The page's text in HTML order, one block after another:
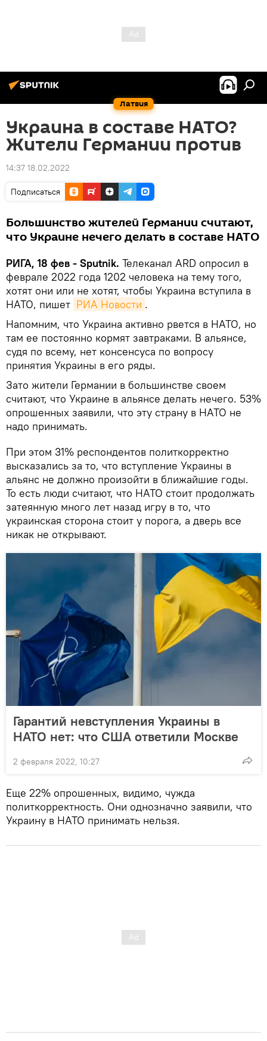
Латвия
Украина в составе НАТО?
Жители Германии против
14:37 18.02.2022
Подписаться
Большинство жителей Германии считают,
что Украине нечего делать в составе НАТО
РИГА, 18 фев - Sputnik. Телеканал ARD опросил в
феврале 2022 года 1202 человека на тему того,
хотят они или не хотят, чтобы Украина вступила в
НАТО, пишет РИА Новости .
Напомним, что Украина активно рвется в НАТО, но
там ее постоянно кормят завтраками. В альянсе,
судя по всему, нет консенсуса по вопросу
принятия Украины в его ряды.
Зато жители Германии в большинстве своем
считают, что Украине в альянсе делать нечего. 53%
опрошенных заявили, что эту страну в НАТО не
надо принимать.
При этом 31% респондентов политкорректно
высказались за то, что вступление Украины в
альянс не должно произойти в ближайшие годы.
То есть люди считают, что НАТО стоит продолжать
затеянную много лет назад игру в то, что
украинская сторона стоит у порога, а дверь все
никак не открывают.
Гарантий невступления Украины в
НАТО нет: что США ответили Москве
2 февраля 2022, 10:27
Еще 22% опрошенных, видимо, чужда
политкорректность. Они однозначно заявили, что
Украину в НАТО принимать нельзя.